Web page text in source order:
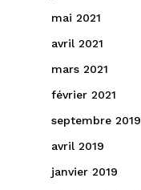
mai 2021
avril 2021
mars 2021
février 2021
septembre 2019
avril 2019
janvier 2019